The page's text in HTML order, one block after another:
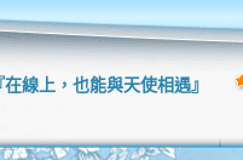
在線上，也能與天使相遇』